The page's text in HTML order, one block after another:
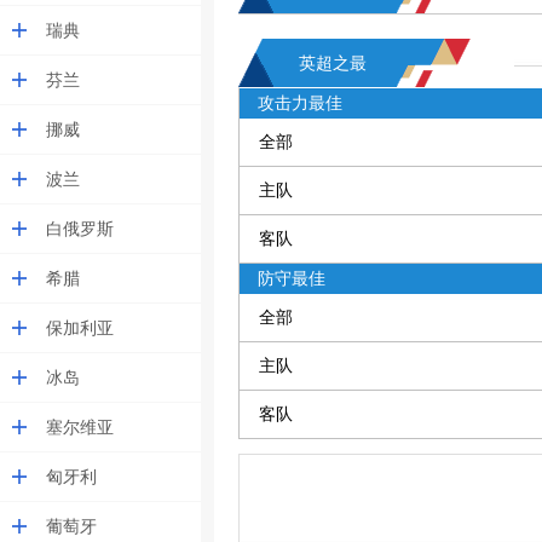
瑞典
芬兰
挪威
波兰
白俄罗斯
希腊
保加利亚
冰岛
塞尔维亚
匈牙利
葡萄牙
英超之最
攻击力最佳
全部
主队
客队
防守最佳
全部
主队
客队